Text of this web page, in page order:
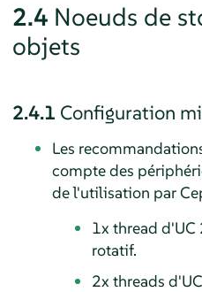
2.4 Noeuds de
objets
2.4.1 Configuration
Les
compte des
de l'utilisation par
1x thread d'UC
rotatif.
2x threads